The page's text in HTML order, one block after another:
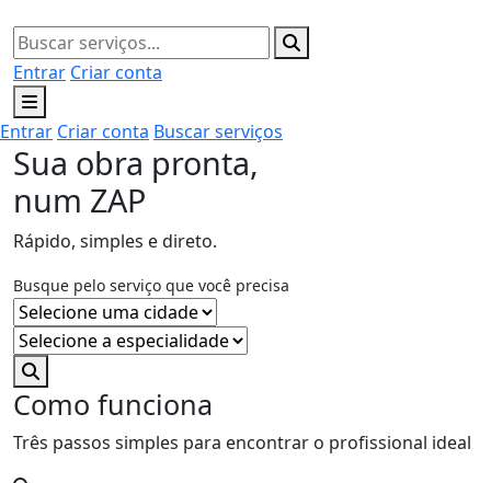
Entrar Criar conta
Entrar Criar conta Buscar serviços
Sua obra pronta,
num ZAP
Rápido, simples e direto.
Busque pelo serviço que você precisa
Como funciona
Três passos simples para encontrar o profissional ideal